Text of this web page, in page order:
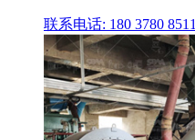
联系电话: 180 3780 8511